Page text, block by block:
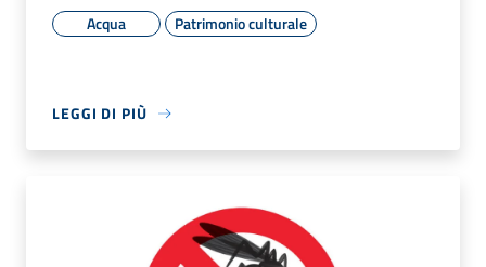
Acqua Patrimonio culturale
LEGGI DI PIÙ